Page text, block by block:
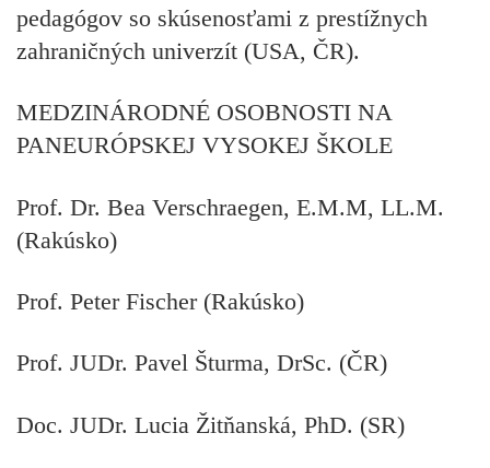
pedagógov so skúsenosťami z prestížnych
zahraničných univerzít (USA, ČR).
MEDZINÁRODNÉ OSOBNOSTI NA
PANEURÓPSKEJ VYSOKEJ ŠKOLE
Prof. Dr. Bea Verschraegen, E.M.M, LL.M.
(Rakúsko)
Prof. Peter Fischer (Rakúsko)
Prof. JUDr. Pavel Šturma, DrSc. (ČR)
Doc. JUDr. Lucia Žitňanská, PhD. (SR)